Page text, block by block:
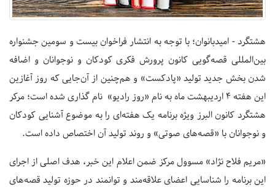
هشتگرد - امیدبانوان؛ با توجه به انتشار فراخوان بیست و سومین جشنواره
بین‌المللی قصه‌گویی کانون پرورش فکری کودکان و نوجوانان و اضافه
شدن بخش جدید تولید «پادکست» و هم‌چنین از آن‌جایی که روز آغازین
این هفته ۴ اردیبهشت ماه به نام «روز رادیو» نام گذاری شده است؛ مرکر
هشتگرد کانون البرز ویژه برنامه یک هفته‌ای را به موضوع آشنایی کودکان
و نوجوانان با «قصه‌های صوتی» و روند تولید آن اختصاص داده است.
«مریم فلاح نژاد» مسوول مرکز ضمن اعلام این خبر، هدف اصلی از اجرای
این برنامه را شناسایی اعضای علاقه‌مند و توانمند در حوزه تولید قصه‌های